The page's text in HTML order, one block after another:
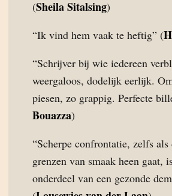
(Sheila Sitalsing)
“Ik vind hem vaak te heftig” (
“Schrijver bij wie iedereen
weergaloos, dodelijk eerlijk.
piesen, zo grappig. Perfecte
Bouazza)
“Scherpe confrontatie, zelfs als
grenzen van smaak heen gaat,
onderdeel van een gezonde